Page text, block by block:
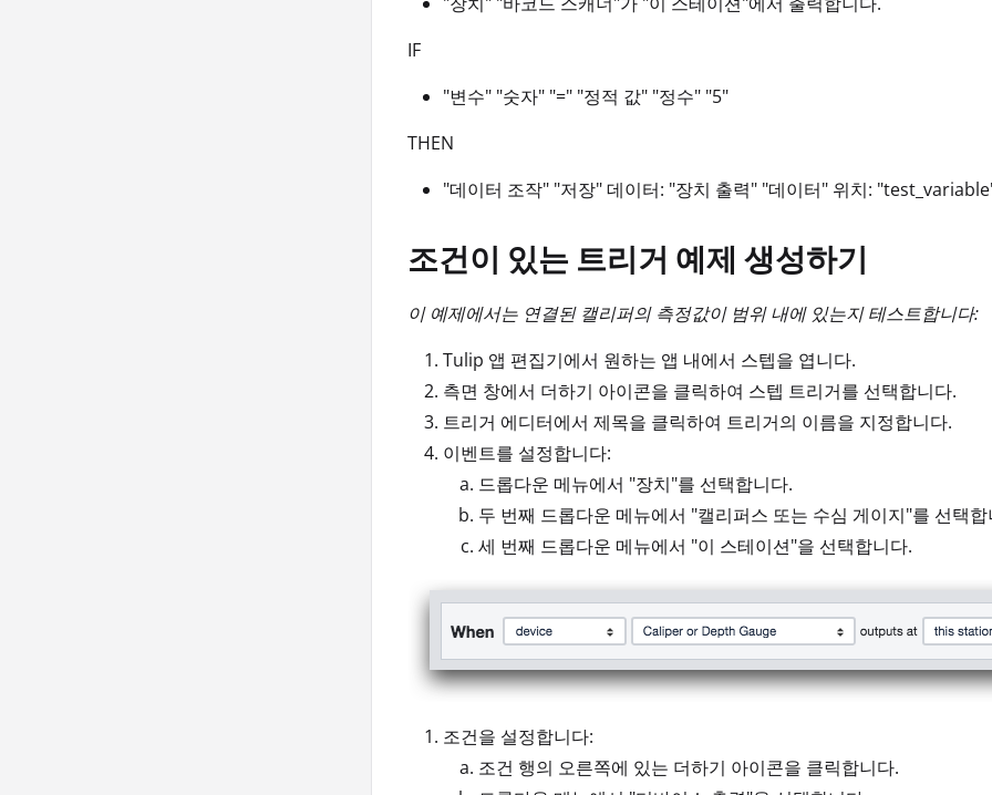
IF
"변수" "숫자" "=" "정적 값" "정수" "5"
THEN
"데이터 조작" "저장" 데이터: "장치 출력" "데이터" 위치:
조건이 있는 트리거 예제 생성하기
이 예제에서는 연결된 캘리퍼의 측정값이 범위 내에 있는지 테스트합니다:
Tulip 앱 편집기에서 원하는 앱 내에서 스텝을 엽니다.
측면 창에서 더하기 아이콘을 클릭하여 스텝 트리거를 선택합니다.
트리거 에디터에서 제목을 클릭하여 트리거의 이름을 지정합니다.
이벤트를 설정합니다:
드롭다운 메뉴에서 "장치"를 선택합니다.
두 번째 드롭다운 메뉴에서 "캘리퍼스 또는 수심 게이지"를 선택
세 번째 드롭다운 메뉴에서 "이 스테이션"을 선택합니다.
조건을 설정합니다:
조건 행의 오른쪽에 있는 더하기 아이콘을 클릭합니다.